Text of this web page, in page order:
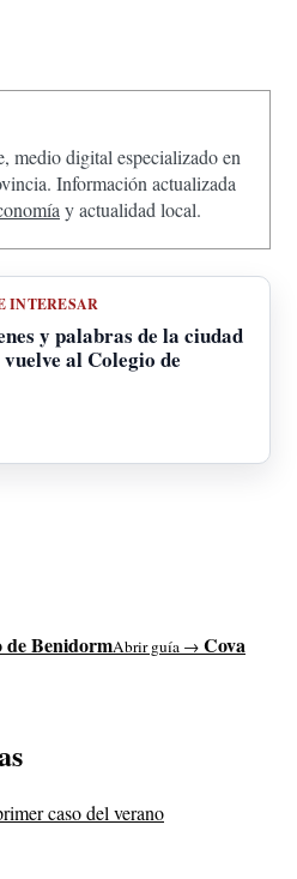
medio digital especializado en
Información actualizada
y actualidad local.
INTERESAR
y palabras de la ciudad
al Colegio de
BenidormAbrir guía → Cova